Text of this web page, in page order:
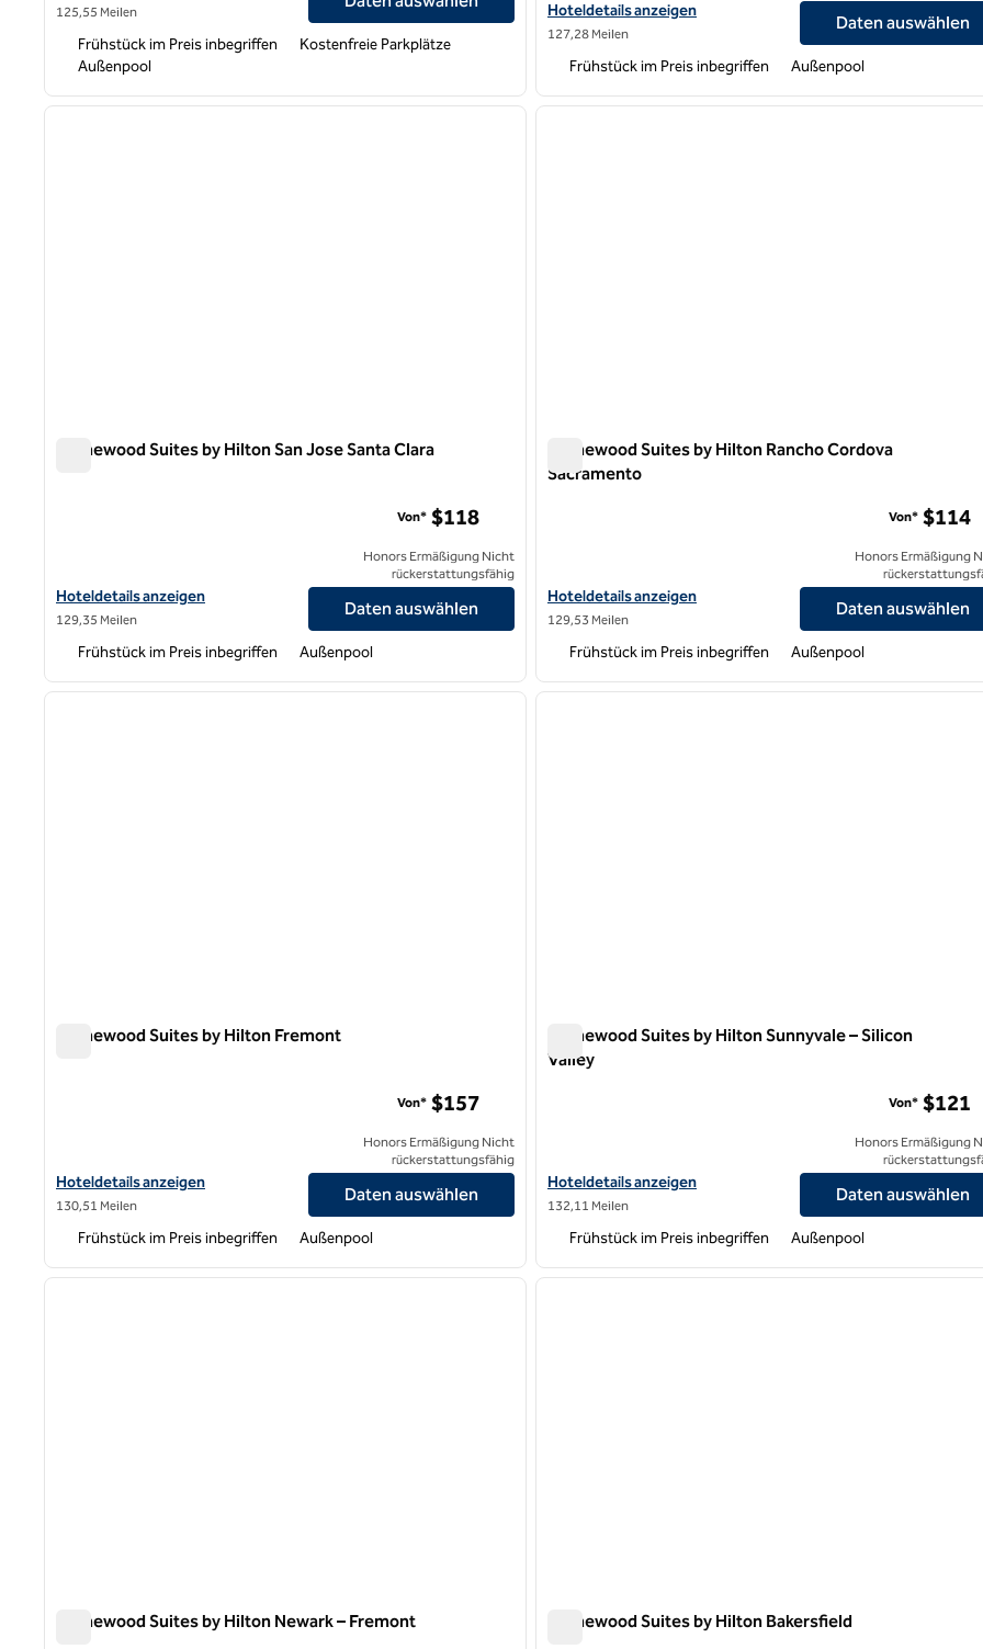
125,55 Meilen
Frühstück im Preis inbegriffen
Kostenfreie Parkplätze
Außenpool
Hoteldetails für Homewood Suites by Hilton San Jose Airport-
Hoteldetails anzeigen
127,28 Meilen
Daten auswählen
Frühstück im Preis inbegriffen Außenpool
1 von 12
nächstes Bild
Homewood Suites by Hilton San Jose Santa Clara
Hoteldetails für Homewood Suites by Hilton San Jose Santa Clara anzeigen
Hoteldetails anzeigen
129,35 Meilen
Von* $118
Honors Ermäßigung Nicht
rückerstattungsfähig
Daten auswählen
Frühstück im Preis inbegriffen Außenpool
1 von 12
Homewood Suites by Hilton Rancho Cordova
Sacramento
Hoteldetails für Homewood Suites by Hilton Rancho Cordova
Hoteldetails anzeigen
129,53 Meilen
Von* $114
Honors Ermäßigung
Daten auswählen
Frühstück im Preis inbegriffen Außenpool
1 von 12
nächstes Bild
Homewood Suites by Hilton Fremont
Hoteldetails für Homewood Suites by Hilton Fremont anzeigen
Hoteldetails anzeigen
130,51 Meilen
Von* $157
Honors Ermäßigung Nicht
rückerstattungsfähig
Daten auswählen
Frühstück im Preis inbegriffen Außenpool
1 von 12
Homewood Suites by Hilton Sunnyvale – Silicon
Valley
Hoteldetails für Homewood Suites by Hilton Sunnyvale – Silicon
Hoteldetails anzeigen
132,11 Meilen
Von* $121
Honors Ermäßigung
Daten auswählen
Frühstück im Preis inbegriffen Außenpool
1 von 12
nächstes Bild
Homewood Suites by Hilton Newark – Fremont
1 von 12
Homewood Suites by Hilton Bakersfield